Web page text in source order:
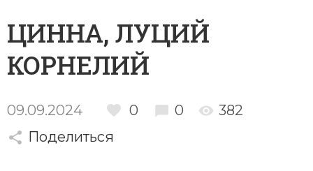
Азия
Археология
Ближний Восток
Периоды
Античность
История Первобытного общества
А … Я
ЦИННА, ЛУЦИЙ
КОРНЕЛИЙ
09.09.2024 0 0
382
Поделиться